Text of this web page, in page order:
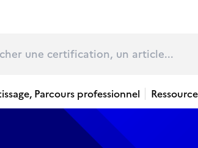
Parcours professionnel